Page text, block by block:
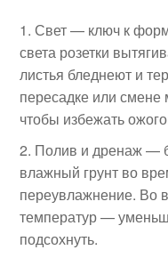
Свет — ключ к
света розетки
листья бледнеют и
пересадке или смене
чтобы избежать
Полив и дренаж —
влажный грунт во
переувлажнение. Во
температур —
подсохнуть.